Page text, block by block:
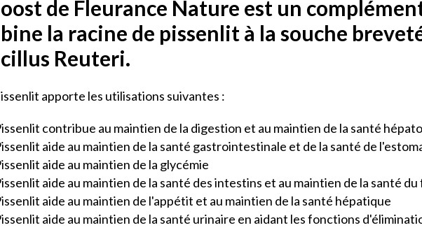
de Fleurance Nature est un
la racine de pissenlit à la souche
Reuteri.
apporte les utilisations suivantes :
contribue au maintien de la digestion et au maintien de la santé
aide au maintien de la santé gastrointestinale et de la santé de
aide au maintien de la glycémie
aide au maintien de la santé des intestins et au maintien de la santé du
aide au maintien de l'appétit et au maintien de la santé hépatique
aide au maintien de la santé urinaire en aidant les fonctions